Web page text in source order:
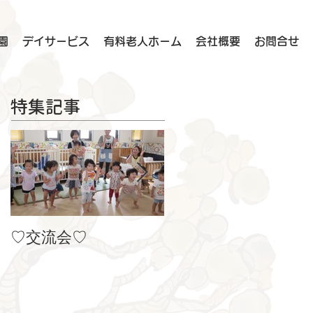
デイサービス 有料老人ホーム 会社概要 お問合せ
特集記事
♡交流会♡